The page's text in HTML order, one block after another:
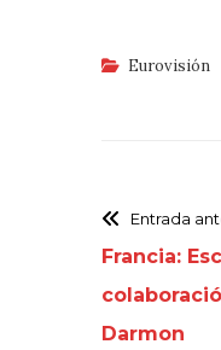
Eurovisión
Entrada
Francia:
Darmon